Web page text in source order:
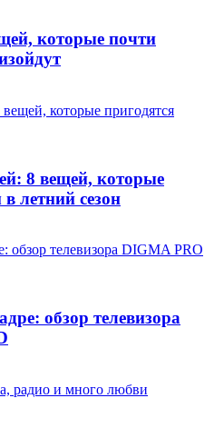
которые почти
8 вещей, которые
летний сезон
обзор телевизора